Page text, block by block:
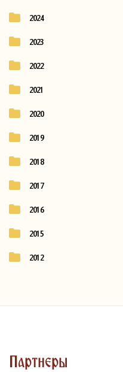
2024
2023
2022
2021
2020
2019
2018
2017
2016
2015
2012
Партнеры